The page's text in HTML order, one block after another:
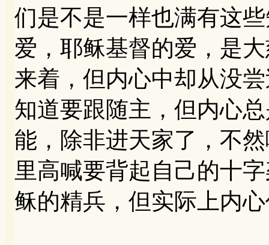
们是不是一样也满有这
爱，耶稣基督的爱，是
来着，但内心中却从没
知道要跟随主，但内心
能，除非进天家了，不
里高喊要背起自己的十
稣的精兵，但实际上内